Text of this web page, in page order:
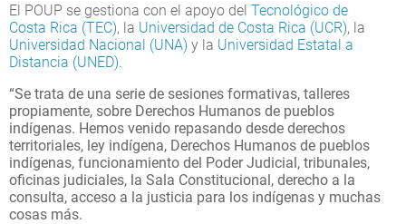
El POUP se gestiona con el apoyo del Tecnológico de
Costa Rica (TEC), la Universidad de Costa Rica (UCR), la
Universidad Nacional (UNA) y la Universidad Estatal a
Distancia (UNED).
“Se trata de una serie de sesiones formativas, talleres
propiamente, sobre Derechos Humanos de pueblos
indígenas. Hemos venido repasando desde derechos
territoriales, ley indígena, Derechos Humanos de pueblos
indígenas, funcionamiento del Poder Judicial, tribunales,
oficinas judiciales, la Sala Constitucional, derecho a la
consulta, acceso a la justicia para los indígenas y muchas
cosas más.